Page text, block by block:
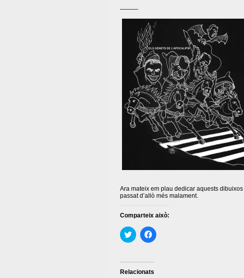
———
Ara mateix em plau dedicar aquests
passat d’allò més malament.
Comparteix això:
Feu
clic
(S'obre
Feu
clic
(S'obre
Relacionats